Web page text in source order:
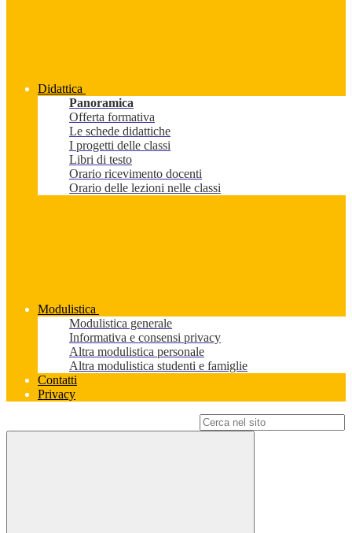
Didattica
Panoramica
Offerta formativa
Le schede didattiche
I progetti delle classi
Libri di testo
Orario ricevimento docenti
Orario delle lezioni nelle classi
Modulistica
Modulistica generale
Informativa e consensi privacy
Altra modulistica personale
Altra modulistica studenti e famiglie
Contatti
Privacy